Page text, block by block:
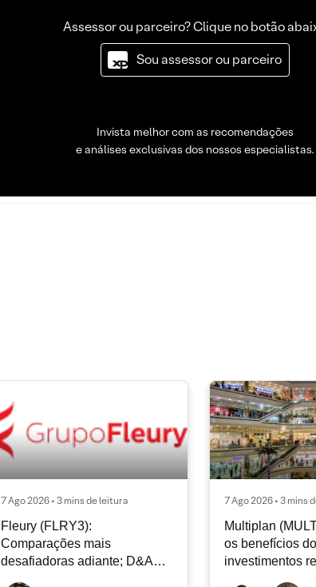
Assessor ou parceiro? Clique no botão
Sou assessor ou parceiro
Invista melhor com as recomendações
e análises exclusivas dos nossos especialistas.
7 Ago 2026 • 3 mins de leitura
Fleury (FLRY3):
Comparações mais
desafiadoras adiante; D&A
deve permanecer nos níveis
7 Ago 2026 • 3 mins
Multiplan
os benefícios
investimentos